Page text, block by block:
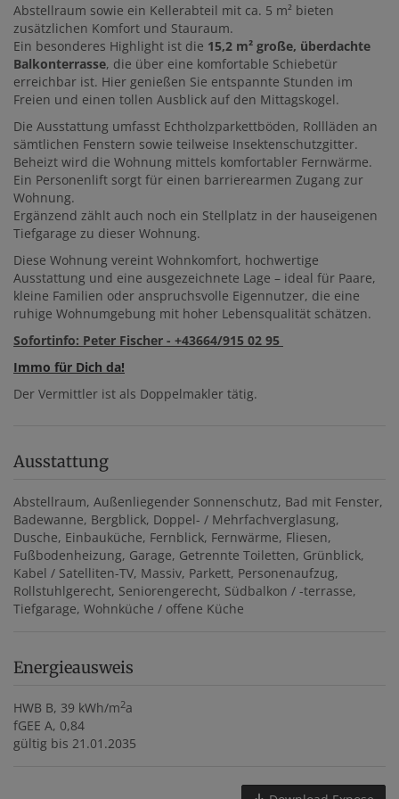
Abstellraum sowie ein Kellerabteil mit ca. 5 m² bieten
zusätzlichen Komfort und Stauraum.
Ein besonderes Highlight ist die 15,2 m² große, überdachte
Balkonterrasse, die über eine komfortable Schiebetür
erreichbar ist. Hier genießen Sie entspannte Stunden im
Freien und einen tollen Ausblick auf den Mittagskogel.
Die Ausstattung umfasst Echtholzparkettböden, Rollläden an
sämtlichen Fenstern sowie teilweise Insektenschutzgitter.
Beheizt wird die Wohnung mittels komfortabler Fernwärme.
Ein Personenlift sorgt für einen barrierearmen Zugang zur
Wohnung.
Ergänzend zählt auch noch ein Stellplatz in der hauseigenen
Tiefgarage zu dieser Wohnung.
Diese Wohnung vereint Wohnkomfort, hochwertige
Ausstattung und eine ausgezeichnete Lage – ideal für Paare,
kleine Familien oder anspruchsvolle Eigennutzer, die eine
ruhige Wohnumgebung mit hoher Lebensqualität schätzen.
Sofortinfo: Peter Fischer - +43664/915 02 95
Immo für Dich da!
Der Vermittler ist als Doppelmakler tätig.
Ausstattung
Abstellraum Außenliegender Sonnenschutz Bad mit Fenster
Badewanne Bergblick Doppel- / Mehrfachverglasung
Dusche Einbauküche Fernblick Fernwärme Fliesen
Fußbodenheizung Garage Getrennte Toiletten Grünblick
Kabel / Satelliten-TV Massiv Parkett Personenaufzug
Rollstuhlgerecht Seniorengerecht Südbalkon / -terrasse
Tiefgarage Wohnküche / offene Küche
Energieausweis
HWB B, 39 kWh/m2a
fGEE A, 0,84
gültig bis 21.01.2035